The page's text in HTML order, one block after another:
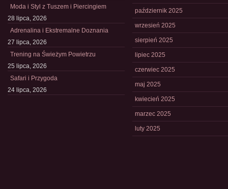
Moda i Styl z Tuszem i Piercingiem
28 lipca, 2026
Adrenalina i Ekstremalne Doznania
27 lipca, 2026
Trening na Świeżym Powietrzu
25 lipca, 2026
Safari i Przygoda
24 lipca, 2026
październik 2025
wrzesień 2025
sierpień 2025
lipiec 2025
czerwiec 2025
maj 2025
kwiecień 2025
marzec 2025
luty 2025